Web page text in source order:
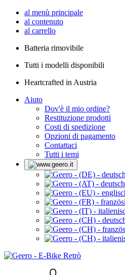
al menù principale
al contenuto
al carrello
Batteria rimovibile
Tutti i modelli disponibili
Heartcrafted in Austria
Aiuto
Dov'è il mio ordine?
Restituzione prodotti
Costi di spedizione
Opzioni di pagamento
Contattaci
Tutti i temi